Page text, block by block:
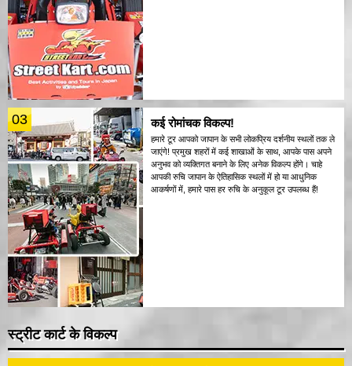
03 कई रोमांचक विकल्प!
हमारे टूर आपको जापान के सभी लोकप्रिय दर्शनीय स्थलों तक ले
जाएंगे! प्रमुख शहरों में कई शाखाओं के साथ, आपके पास अपने
अनुभव को व्यक्तिगत बनाने के लिए अनेक विकल्प होंगे। चाहे
आपकी रुचि जापान के ऐतिहासिक स्थलों में हो या आधुनिक
आकर्षणों में, हमारे पास हर रुचि के अनुकूल टूर उपलब्ध हैं!
स्ट्रीट कार्ट के विकल्प